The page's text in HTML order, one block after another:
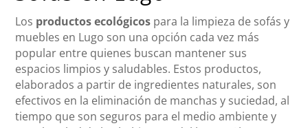
Los productos ecológicos para la limpieza de sofás y
muebles en Lugo son una opción cada vez más
popular entre quienes buscan mantener sus
espacios limpios y saludables. Estos productos,
elaborados a partir de ingredientes naturales, son
efectivos en la eliminación de manchas y suciedad, al
tiempo que son seguros para el medio ambiente y